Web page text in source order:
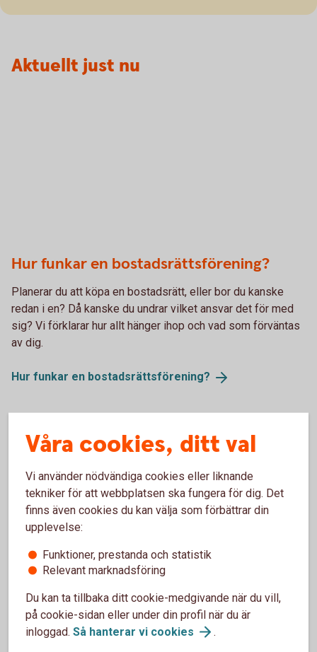
Aktuellt just nu
Hur funkar en bostadsrättsförening?
Planerar du att köpa en bostadsrätt, eller bor du kanske
redan i en? Då kanske du undrar vilket ansvar det för med
sig? Vi förklarar hur allt hänger ihop och vad som förväntas
av dig.
Hur funkar en bostadsrättsförening?
160596519
Checklista för vad ditt hus behöver under
ett år
Våra cookies, ditt val
Vi använder nödvändiga cookies eller liknande
tekniker för att webbplatsen ska fungera för dig. Det
finns även cookies du kan välja som förbättrar din
upplevelse:
Funktioner, prestanda och statistik
Relevant marknadsföring
Du kan ta tillbaka ditt cookie-medgivande när du vill,
på cookie-sidan eller under din profil när du är
inloggad. Så hanterar vi cookies .